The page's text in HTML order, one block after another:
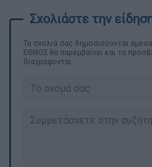
Τα σχολιά σας δημοσιεύονται
ΕΘΝΟΣ θα παρεμβαίνει και τα
διαγράφονται